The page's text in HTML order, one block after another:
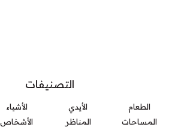
التصنيفات
الطعام الأيدي
الأشياء
المساحات
المناظر
الأشخاص